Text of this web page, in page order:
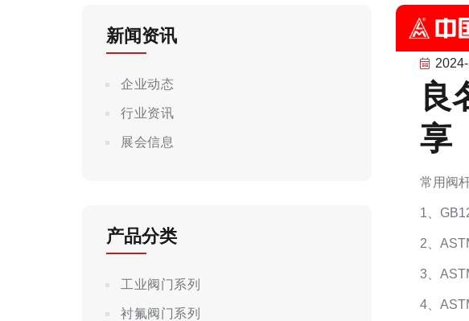
新闻资讯
企业动态
行业资讯
展会信息
产品分类
工业阀门系列
衬氟阀门系列
良
享
常用阀
1、
2、
3、
4、